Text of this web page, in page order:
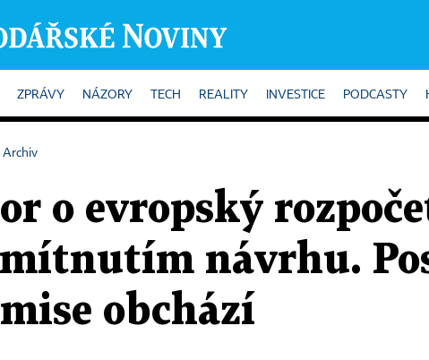
ZPRÁVY NÁZORY TECH REALITY INVESTICE PODCASTY
Archiv
o evropský
návrhu.
obchází